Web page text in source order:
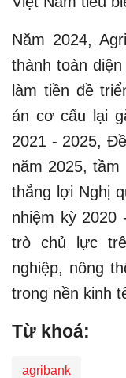
Năm 2024,
thành toàn
làm tiền đề
án cơ cấu lại
2021 - 2025,
năm 2025,
thắng lợi Nghị
nhiệm kỳ 2020
trò chủ lực
nghiệp, nông
trong nền kinh
Từ khoá:
agribank